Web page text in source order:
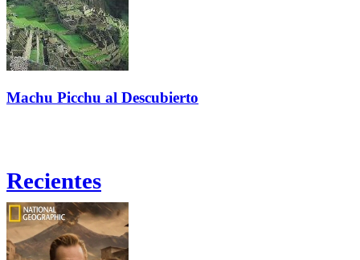
Machu Picchu al Descubierto
Recientes